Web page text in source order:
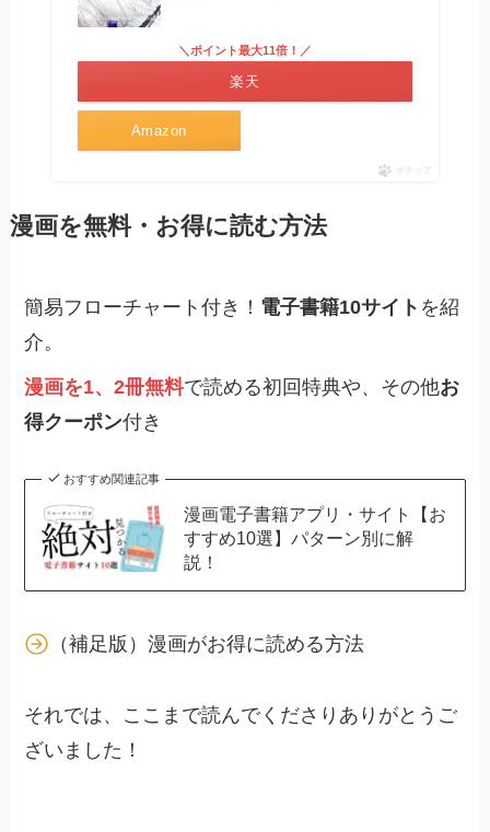
Amazon
＼ポイント最大11倍！／
楽天
ポチップ
漫画を無料・お得に読む方法
簡易フローチャート付き！ 電子書籍10サイト を紹
介。
漫画を1、2冊無料で読める初回特典や、その他お
得クーポン付き
おすすめ関連記事
漫画電子書籍アプリ・サイト【お
すすめ10選】パターン別に解
説！
（補足版）漫画がお得に読める方法
それでは、ここまで読んでくださりありがとうご
ざいました！